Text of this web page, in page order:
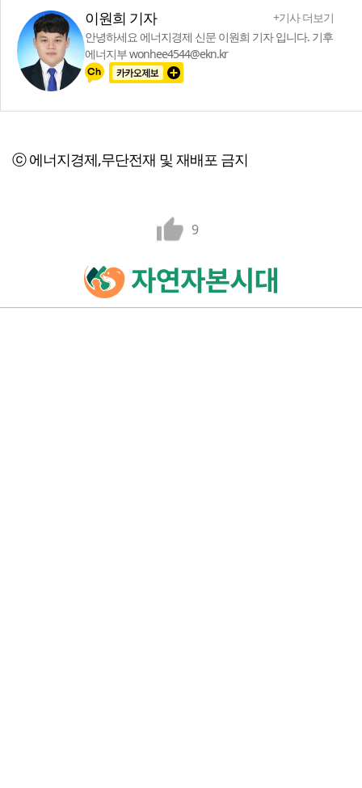
이원희 기자
+기사 더보기
안녕하세요 에너지경제 신문 이원희 기자 입니다. 기후
에너지부 wonhee4544@ekn.kr
ⓒ 에너지경제,무단전재 및 재배포 금지
9